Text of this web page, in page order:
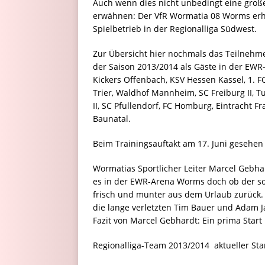
Auch wenn dies nicht unbedingt eine
erwähnen: Der VfR Wormatia 08 Worms
Spielbetrieb in der Regionalliga Südwest.
Zur Übersicht hier nochmals das
der Saison 2013/2014 als Gäste in der
Kickers Offenbach, KSV Hessen Kassel, 1.
Trier, Waldhof Mannheim, SC Freiburg II,
II, SC Pfullendorf, FC Homburg, Eintracht
Baunatal.
Beim Trainingsauftakt am 17. Juni gesehen
Wormatias Sportlicher Leiter Marcel
es in der EWR-Arena Worms doch ob der
frisch und munter aus dem Urlaub
die lange verletzten Tim Bauer und Adam
Fazit von Marcel Gebhardt: Ein prima Start
Regionalliga-Team 2013/2014  aktueller